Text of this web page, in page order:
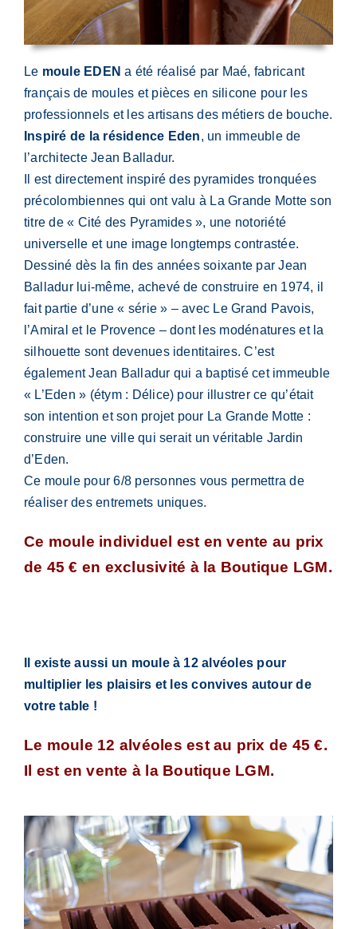
Le moule EDEN a été réalisé par Maé, fabricant
français de moules et pièces en silicone pour les
professionnels et les artisans des métiers de bouche.
Inspiré de la résidence Eden, un immeuble de
l’architecte Jean Balladur.
Il est directement inspiré des pyramides tronquées
précolombiennes qui ont valu à La Grande Motte son
titre de « Cité des Pyramides », une notoriété
universelle et une image longtemps contrastée.
Dessiné dès la fin des années soixante par Jean
Balladur lui-même, achevé de construire en 1974, il
fait partie d’une « série » – avec Le Grand Pavois,
l’Amiral et le Provence – dont les modénatures et la
silhouette sont devenues identitaires. C’est
également Jean Balladur qui a baptisé cet immeuble
« L’Eden » (étym : Délice) pour illustrer ce qu’était
son intention et son projet pour La Grande Motte :
construire une ville qui serait un véritable Jardin
d’Eden.
Ce moule pour 6/8 personnes vous permettra de
réaliser des entremets uniques.
Ce moule individuel est en vente au prix
de 45 € en exclusivité à la Boutique LGM.
Il existe aussi un moule à 12 alvéoles pour
multiplier les plaisirs et les convives autour de
votre table !
Le moule 12 alvéoles est au prix de 45 €.
Il est en vente à la Boutique LGM.